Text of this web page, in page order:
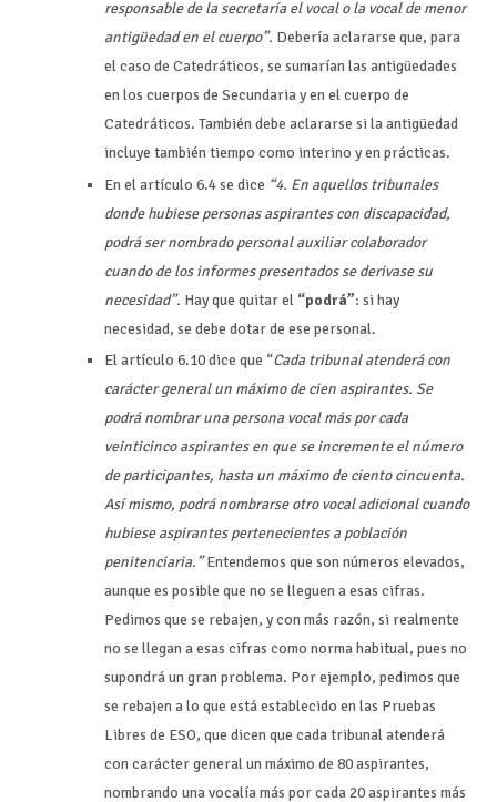
responsable de la secretaría el vocal o la vocal de menor
antigüedad en el cuerpo”. Debería aclararse que, para
el caso de Catedráticos, se sumarían las antigüedades
en los cuerpos de Secundaria y en el cuerpo de
Catedráticos. También debe aclararse si la antigüedad
incluye también tiempo como interino y en prácticas.
En el artículo 6.4 se dice “4. En aquellos tribunales
donde hubiese personas aspirantes con discapacidad,
podrá ser nombrado personal auxiliar colaborador
cuando de los informes presentados se derivase su
necesidad”. Hay que quitar el “podrá”: si hay
necesidad, se debe dotar de ese personal.
El artículo 6.10 dice que “Cada tribunal atenderá con
carácter general un máximo de cien aspirantes. Se
podrá nombrar una persona vocal más por cada
veinticinco aspirantes en que se incremente el número
de participantes, hasta un máximo de ciento cincuenta.
Así mismo, podrá nombrarse otro vocal adicional cuando
hubiese aspirantes pertenecientes a población
penitenciaria.”Entendemos que son números elevados,
aunque es posible que no se lleguen a esas cifras.
Pedimos que se rebajen, y con más razón, si realmente
no se llegan a esas cifras como norma habitual, pues no
supondrá un gran problema. Por ejemplo, pedimos que
se rebajen a lo que está establecido en las Pruebas
Libres de ESO, que dicen que cada tribunal atenderá
con carácter general un máximo de 80 aspirantes,
nombrando una vocalía más por cada 20 aspirantes más